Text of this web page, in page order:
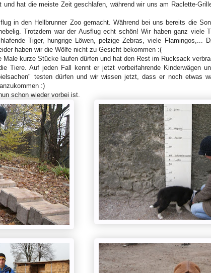
hat die meiste Zeit geschlafen, während wir uns am Raclette-
in den Hellbrunner Zoo gemacht. Während bei uns bereits die
Trotzdem war der Ausflug echt schön! Wir haben ganz viele
Tiger, hungrige Löwen, pelzige Zebras, viele Flamingos,...
haben wir die Wölfe nicht zu Gesicht bekommen :(
Male kurze Stücke laufen dürfen und hat den Rest im Rucksack
Tiere. Auf jeden Fall kennt er jetzt vorbeifahrende Kinderwägen
testen dürfen und wir wissen jetzt, dass er noch etwas
:)
schon wieder vorbei ist.